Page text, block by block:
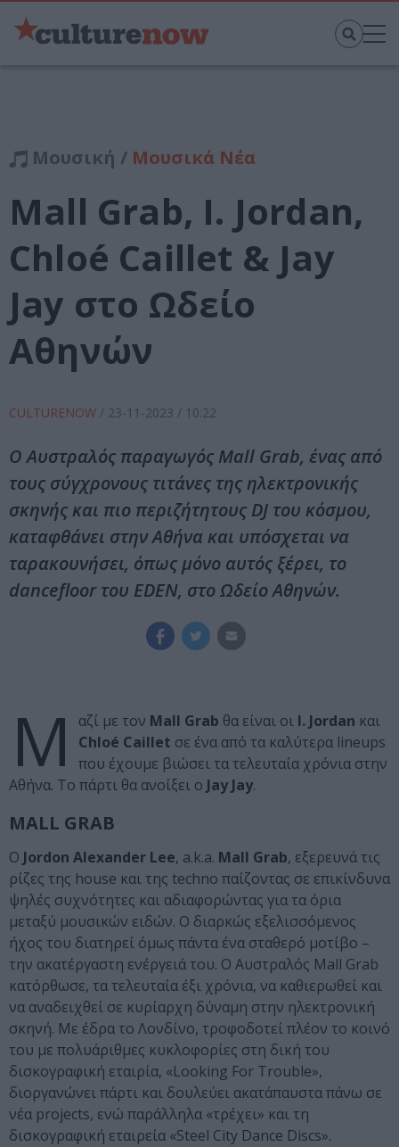
Μουσική / Μουσικά Νέα
Mall Grab, I. Jordan,
Chloé Caillet & Jay
Jay στο Ωδείο
Αθηνών
CULTURENOW / 23-11-2023 / 10:22
Ο Αυστραλός παραγωγός Mall Grab, ένας από
τους σύγχρονους τιτάνες της ηλεκτρονικής
σκηνής και πιο περιζήτητους DJ του κόσμου,
καταφθάνει στην Αθήνα και υπόσχεται να
ταρακουνήσει, όπως μόνο αυτός ξέρει, το
dancefloor του EDEN, στο Ωδείο Αθηνών.
Μ αζί με τον Mall Grab θα είναι οι I. Jordan και
Chloé Caillet σε ένα από τα καλύτερα lineups
που έχουμε βιώσει τα τελευταία χρόνια στην
Αθήνα. Το πάρτι θα ανοίξει ο Jay Jay.
MALL GRAB
Ο Jordon Alexander Lee, a.k.a. Mall Grab, εξερευνά τις
ρίζες της house και της techno παίζοντας σε επικίνδυνα
ψηλές συχνότητες και αδιαφορώντας για τα όρια
μεταξύ μουσικών ειδών. Ο διαρκώς εξελισσόμενος
ήχος του διατηρεί όμως πάντα ένα σταθερό μοτίβο –
την ακατέργαστη ενέργειά του. Ο Αυστραλός Mall Grab
κατόρθωσε, τα τελευταία έξι χρόνια, να καθιερωθεί και
να αναδειχθεί σε κυρίαρχη δύναμη στην ηλεκτρονική
σκηνή. Με έδρα το Λονδίνο, τροφοδοτεί πλέον το κοινό
του με πολυάριθμες κυκλοφορίες στη δική του
δισκογραφική εταιρία, «Looking For Trouble»,
διοργανώνει πάρτι και δουλεύει ακατάπαυστα πάνω σε
νέα projects, ενώ παράλληλα «τρέχει» και τη
δισκογραφική εταιρεία «Steel City Dance Discs».